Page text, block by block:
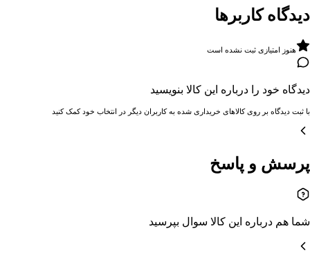
دیدگاه کاربرها
هنوز امتیازی ثبت نشده است
دیدگاه خود را درباره این کالا بنویسید
با ثبت دیدگاه بر روی کالاهای خریداری شده به کاربران دیگر در انتخاب خود کمک کنید
پرسش و پاسخ
شما هم درباره این کالا سوال بپرسید